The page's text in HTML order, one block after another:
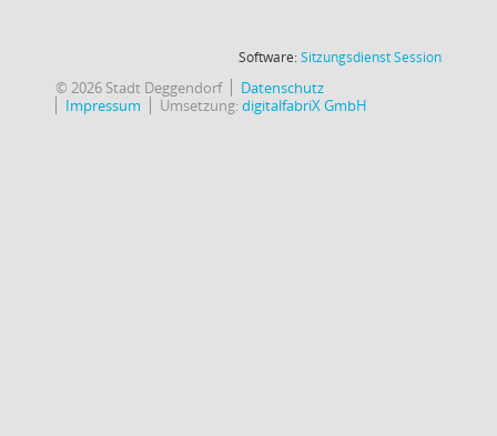
Software:SitzungsdienstSession(Wird in
© 2026 Stadt Deggendorf
Datenschutz
Impressum
Umsetzung:digitalfabriX GmbH